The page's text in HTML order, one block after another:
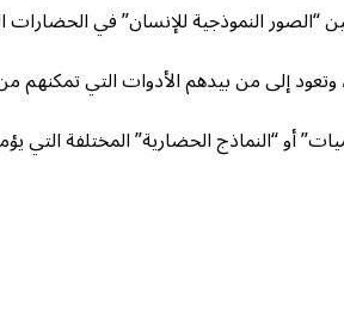
“الصور النموذجية للإنسان” في الحضارات
وتعود إلى من بيدهم الأدوات التي
أو “النماذج الحضارية” المختلفة التي